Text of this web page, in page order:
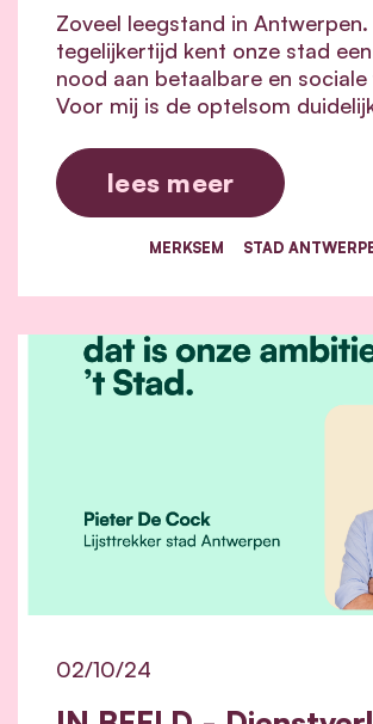
Zoveel leegstand in Antwerpen.
tegelijkertijd kent onze stad
nood aan betaalbare en sociale
Voor mij is de optelsom
lees meer
MERKSEM STAD
02/10/24